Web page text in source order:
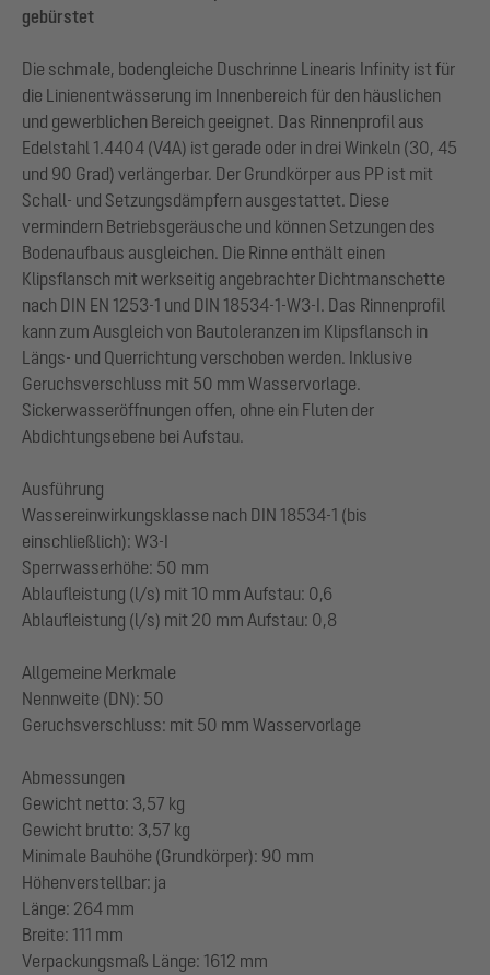
gebürstet
Die schmale, bodengleiche Duschrinne Linearis Infinity ist für
die Linienentwässerung im Innenbereich für den häuslichen
und gewerblichen Bereich geeignet. Das Rinnenprofil aus
Edelstahl 1.4404 (V4A) ist gerade oder in drei Winkeln (30, 45
und 90 Grad) verlängerbar. Der Grundkörper aus PP ist mit
Schall- und Setzungsdämpfern ausgestattet. Diese
vermindern Betriebsgeräusche und können Setzungen des
Bodenaufbaus ausgleichen. Die Rinne enthält einen
Klipsflansch mit werkseitig angebrachter Dichtmanschette
nach DIN EN 1253-1 und DIN 18534-1-W3-I. Das Rinnenprofil
kann zum Ausgleich von Bautoleranzen im Klipsflansch in
Längs- und Querrichtung verschoben werden. Inklusive
Geruchsverschluss mit 50 mm Wasservorlage.
Sickerwasseröffnungen offen, ohne ein Fluten der
Abdichtungsebene bei Aufstau.
Ausführung
Wassereinwirkungsklasse nach DIN 18534-1 (bis
einschließlich): W3-I
Sperrwasserhöhe: 50 mm
Ablaufleistung (l/s) mit 10 mm Aufstau: 0,6
Ablaufleistung (l/s) mit 20 mm Aufstau: 0,8
Allgemeine Merkmale
Nennweite (DN): 50
Geruchsverschluss: mit 50 mm Wasservorlage
Abmessungen
Gewicht netto: 3,57 kg
Gewicht brutto: 3,57 kg
Minimale Bauhöhe (Grundkörper): 90 mm
Höhenverstellbar: ja
Länge: 264 mm
Breite: 111 mm
Verpackungsmaß Länge: 1612 mm